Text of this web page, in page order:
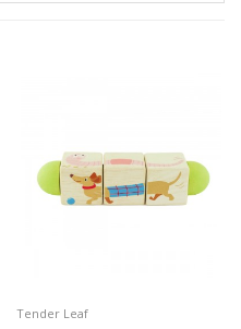
Tender Leaf